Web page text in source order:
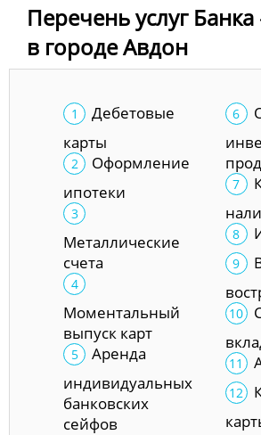
Перечень услуг
в городе Авдон
Дебетовые
карты
Оформление
ипотеки
Металлические
счета
Моментальный
выпуск карт
Аренда
индивидуальных
банковских
сейфов